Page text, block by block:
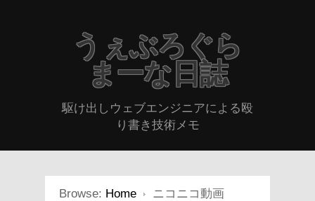
うぇぶろぐら
まーな日誌
駆け出しウェブエンジニアによる殴
り書き技術メモ
Browse: Home ニコニコ動画